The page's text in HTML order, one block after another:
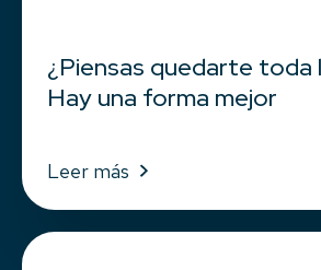
¿Piensas quedarte toda
Hay una forma mejor
Leer más